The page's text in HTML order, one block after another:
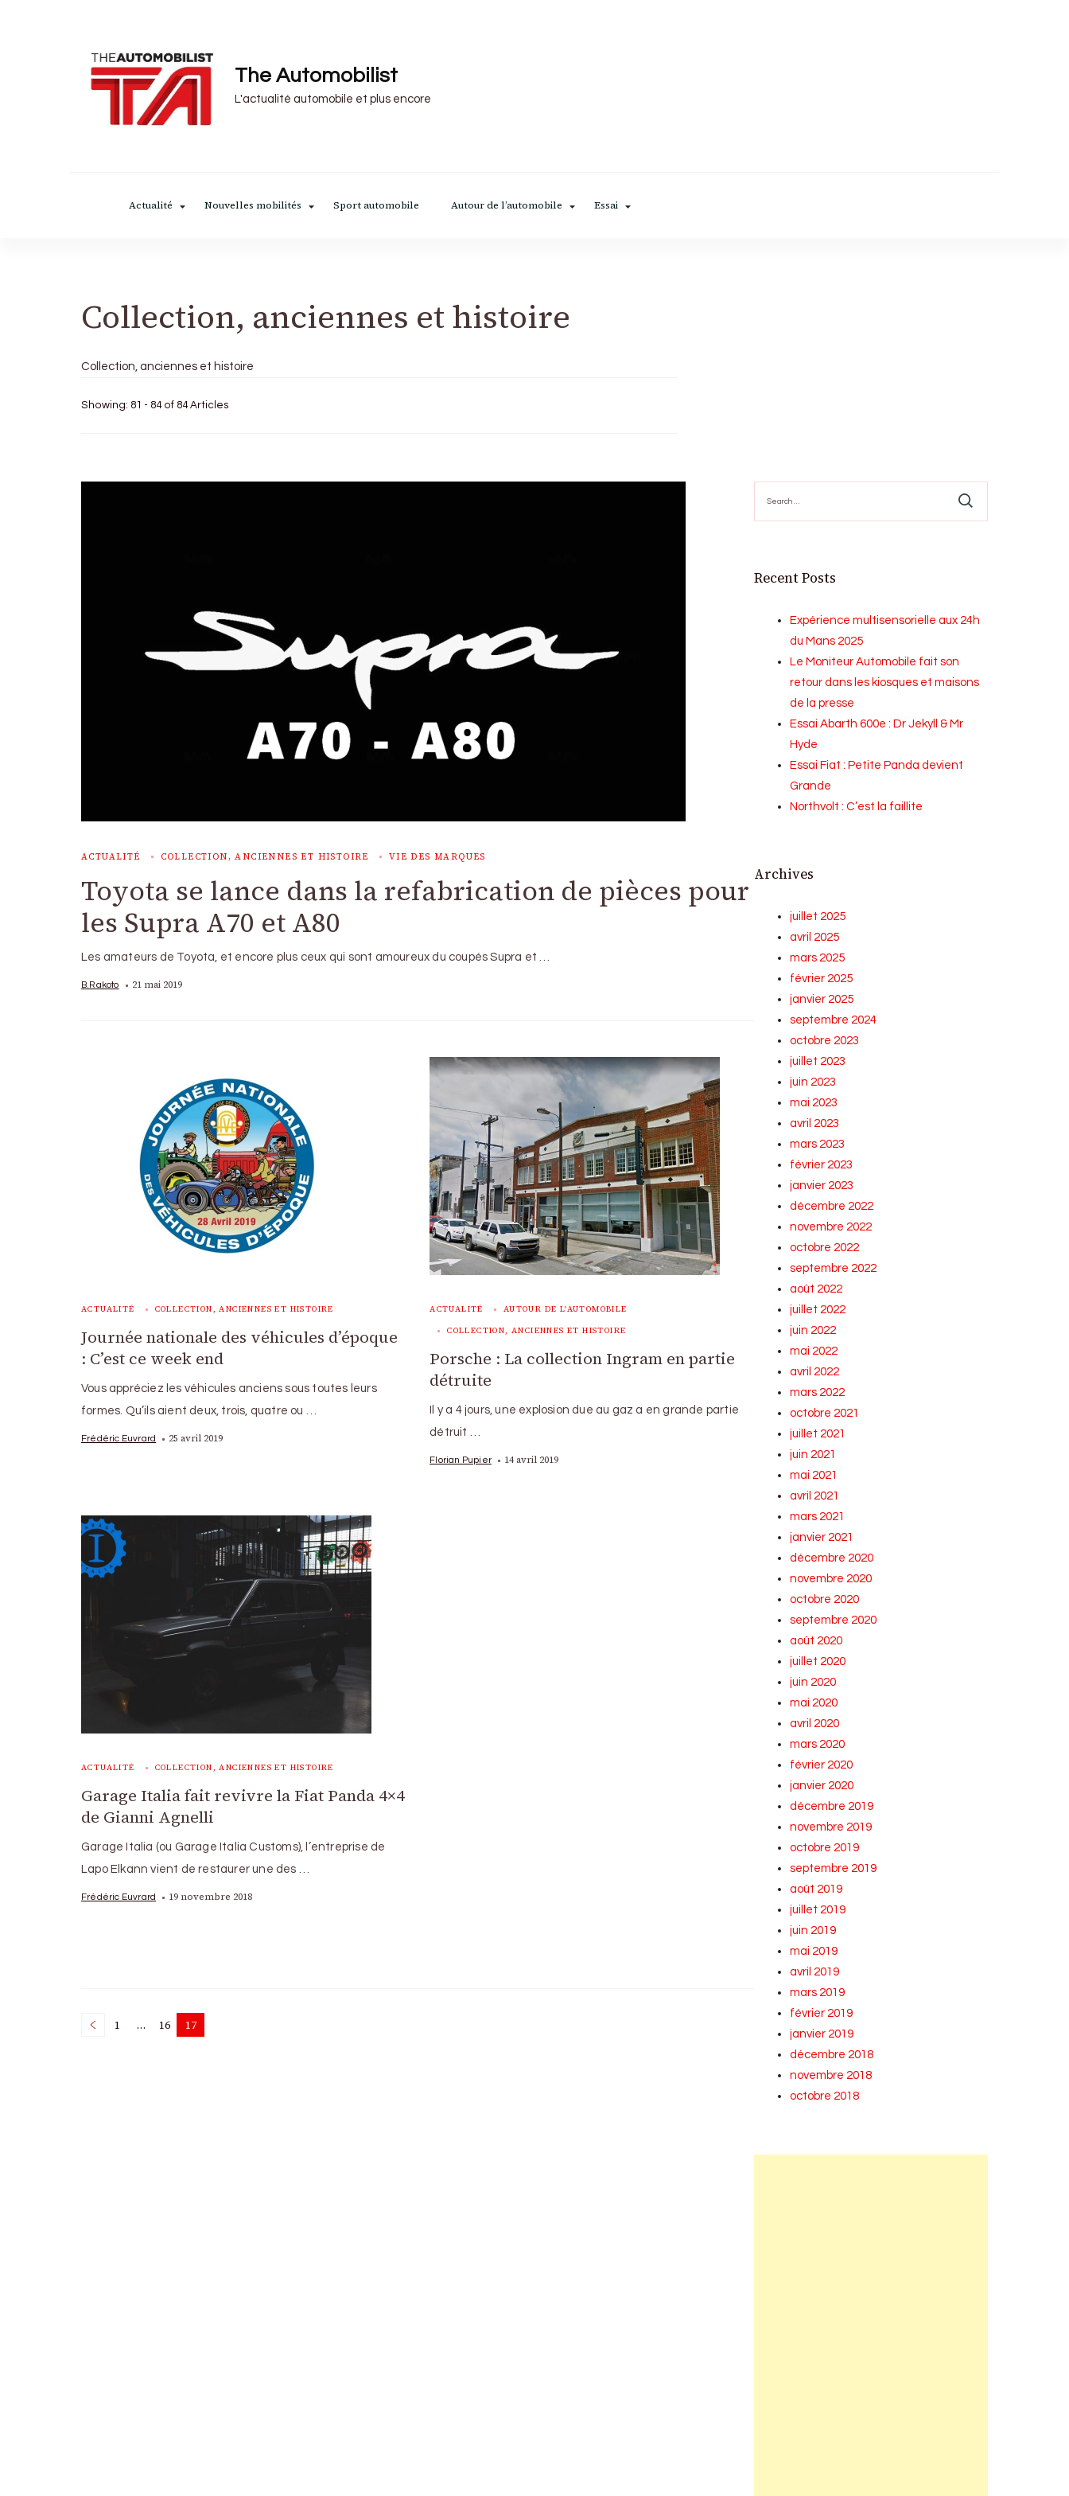
The Automobilist
L'actualité automobile et plus encore
Actualité Nouvelles mobilités Sport automobile Autour de l’automobile Essai
Collection, anciennes et histoire
Collection, anciennes et histoire
Showing: 81 - 84 of 84 Articles
ACTUALITÉ COLLECTION, ANCIENNES ET HISTOIRE VIE DES MARQUES
Toyota se lance dans la refabrication de pièces pour
les Supra A70 et A80
Les amateurs de Toyota, et encore plus ceux qui sont amoureux du coupés Supra et …
B.Rakoto 21 mai 2019
ACTUALITÉ COLLECTION, ANCIENNES ET HISTOIRE
Journée nationale des véhicules d’époque
: C’est ce week end
Vous appréciez les véhicules anciens sous toutes leurs
formes. Qu’ils aient deux, trois, quatre ou …
Frédéric Euvrard 25 avril 2019
ACTUALITÉ AUTOUR DE L'AUTOMOBILE
COLLECTION, ANCIENNES ET HISTOIRE
Porsche : La collection Ingram en partie
détruite
Il y a 4 jours, une explosion due au gaz a en grande partie
détruit …
Florian Pupier 14 avril 2019
ACTUALITÉ COLLECTION, ANCIENNES ET HISTOIRE
Garage Italia fait revivre la Fiat Panda 4×4
de Gianni Agnelli
Garage Italia (ou Garage Italia Customs), l’entreprise de
Lapo Elkann vient de restaurer une des …
Frédéric Euvrard 19 novembre 2018
Posts
Page
1 … Page
16 Page
17
for:
Recent Posts
Expérience multisensorielle aux 24h
du Mans 2025
Le Moniteur Automobile fait son
retour dans les kiosques et maisons
de la presse
Essai Abarth 600e : Dr Jekyll & Mr
Hyde
Essai Fiat : Petite Panda devient
Grande
Northvolt : C’est la faillite
Archives
juillet 2025
avril 2025
mars 2025
février 2025
janvier 2025
septembre 2024
octobre 2023
juillet 2023
juin 2023
mai 2023
avril 2023
mars 2023
février 2023
janvier 2023
décembre 2022
novembre 2022
octobre 2022
septembre 2022
août 2022
juillet 2022
juin 2022
mai 2022
avril 2022
mars 2022
octobre 2021
juillet 2021
juin 2021
mai 2021
avril 2021
mars 2021
janvier 2021
décembre 2020
novembre 2020
octobre 2020
septembre 2020
août 2020
juillet 2020
juin 2020
mai 2020
avril 2020
mars 2020
février 2020
janvier 2020
décembre 2019
novembre 2019
octobre 2019
septembre 2019
août 2019
juillet 2019
juin 2019
mai 2019
avril 2019
mars 2019
février 2019
janvier 2019
décembre 2018
novembre 2018
octobre 2018